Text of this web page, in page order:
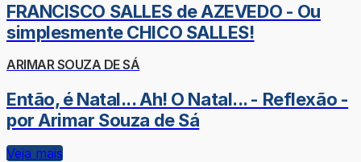
FRANCISCO SALLES de AZEVEDO - Ou
simplesmente CHICO SALLES!
ARIMAR SOUZA DE SÁ
Então, é Natal... Ah! O Natal... - Reflexão -
por Arimar Souza de Sá
Veja mais